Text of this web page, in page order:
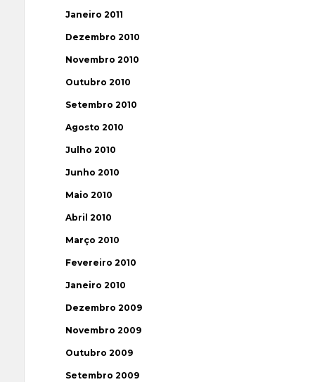
Janeiro 2011
Dezembro 2010
Novembro 2010
Outubro 2010
Setembro 2010
Agosto 2010
Julho 2010
Junho 2010
Maio 2010
Abril 2010
Março 2010
Fevereiro 2010
Janeiro 2010
Dezembro 2009
Novembro 2009
Outubro 2009
Setembro 2009